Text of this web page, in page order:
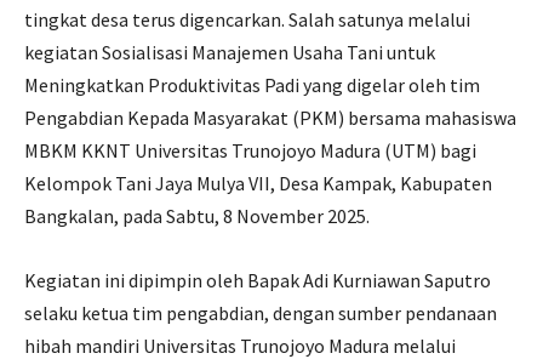
tingkat desa terus digencarkan. Salah satunya melalui
kegiatan Sosialisasi Manajemen Usaha Tani untuk
Meningkatkan Produktivitas Padi yang digelar oleh tim
Pengabdian Kepada Masyarakat (PKM) bersama mahasiswa
MBKM KKNT Universitas Trunojoyo Madura (UTM) bagi
Kelompok Tani Jaya Mulya VII, Desa Kampak, Kabupaten
Bangkalan, pada Sabtu, 8 November 2025.
Kegiatan ini dipimpin oleh Bapak Adi Kurniawan Saputro
selaku ketua tim pengabdian, dengan sumber pendanaan
hibah mandiri Universitas Trunojoyo Madura melalui